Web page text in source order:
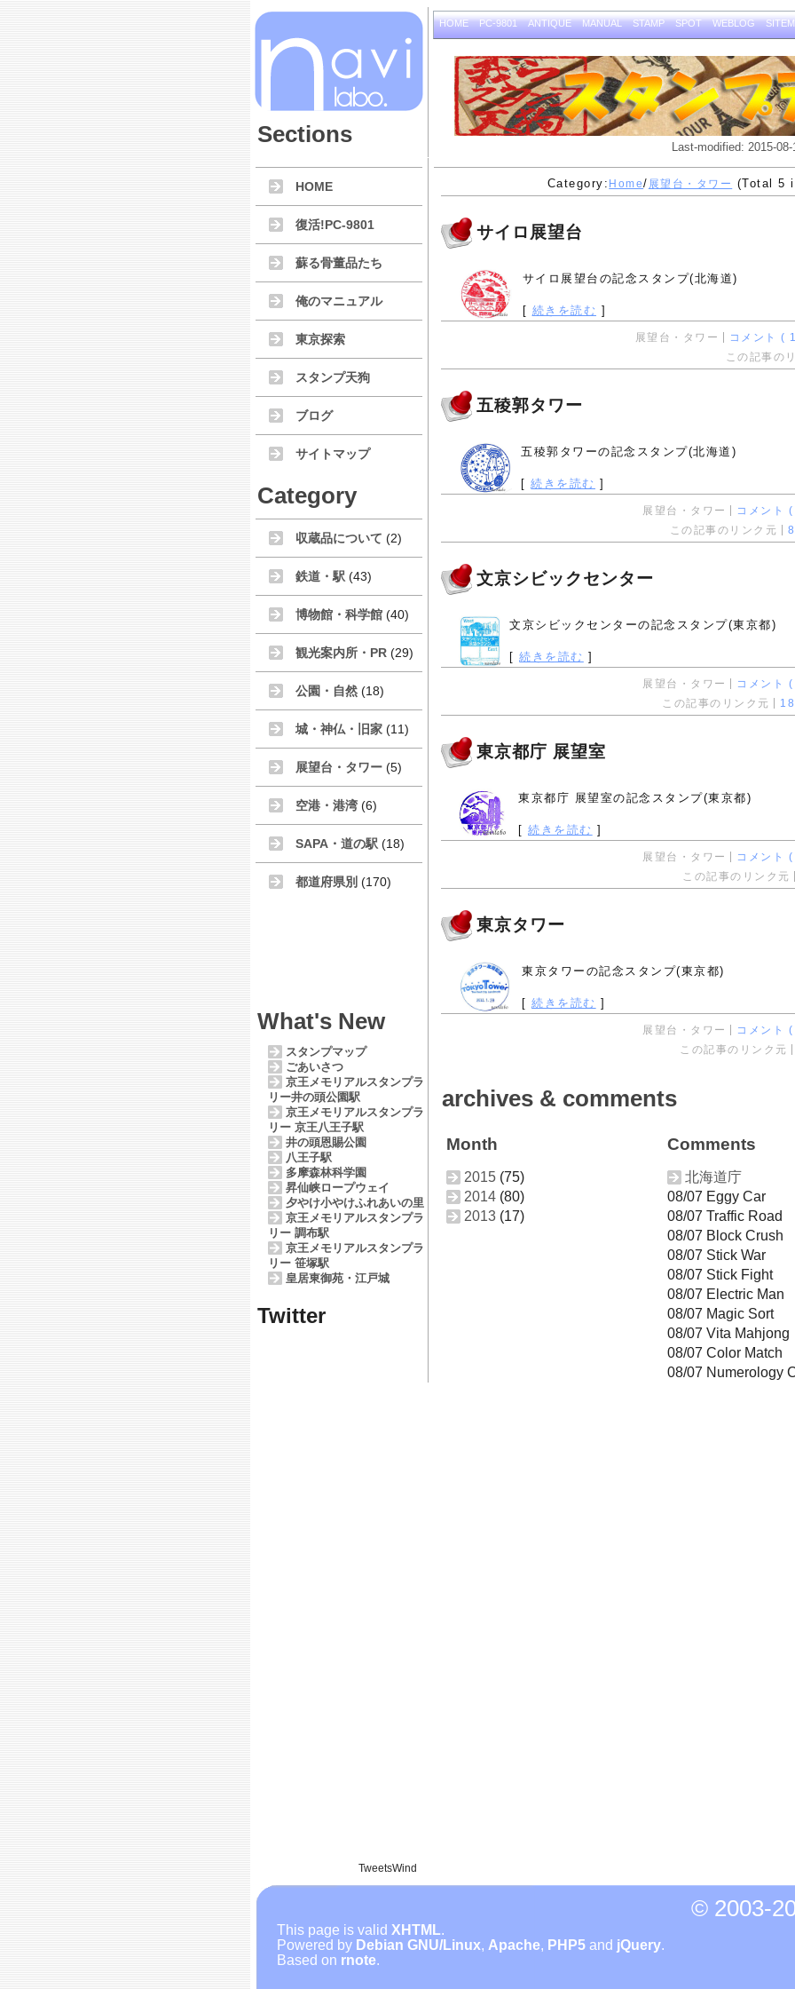
Sections
HOME PC-9801 ANTIQUE MANUAL STAMP SPOT WEBLOG
Last-modified: 2015-
HOME
復活!PC-9801
蘇る骨董品たち
俺のマニュアル
東京探索
スタンプ天狗
ブログ
サイトマップ
Category
収蔵品について (2)
鉄道・駅 (43)
博物館・科学館 (40)
観光案内所・PR (29)
公園・自然 (18)
城・神仏・旧家 (11)
展望台・タワー (5)
空港・港湾 (6)
SAPA・道の駅 (18)
都道府県別 (170)
What's New
スタンプマップ
ごあいさつ
京王メモリアルスタンプラ
リー井の頭公園駅
京王メモリアルスタンプラ
リー 京王八王子駅
井の頭恩賜公園
八王子駅
多摩森林科学園
昇仙峡ロープウェイ
夕やけ小やけふれあいの里
京王メモリアルスタンプラ
リー 調布駅
京王メモリアルスタンプラ
リー 笹塚駅
皇居東御苑・江戸城
Twitter
TweetsWind
Category: Home/ 展望台・タワー (Total 5
サイロ展望台
サイロ展望台の記念スタンプ(北海道)
[ 続きを読む ]
展望台・タワー コメント (
この記事の
五稜郭タワー
五稜郭タワーの記念スタンプ(北海道)
[続きを読む ]
展望台・タワー コメント
この記事のリンク元
8
文京シビックセンター
文京シビックセンターの記念スタンプ(東京都)
[続きを読む ]
展望台・タワー コメント
この記事のリンク元
18
東京都庁 展望室
東京都庁 展望室の記念スタンプ(東京都)
[続きを読む ]
展望台・タワー コメント
この記事のリンク元
東京タワー
東京タワーの記念スタンプ(東京都)
[続きを読む ]
展望台・タワー コメント
この記事のリンク元
archives & comments
Month
2015 (75)
2014 (80)
2013 (17)
Comments
北海道庁
08/07 Eggy Car
08/07 Traffic Road
08/07 Block Crush
08/07 Stick War
08/07 Stick Fight
08/07 Electric Man
08/07 Magic Sort
08/07 Vita Mahjong
08/07 Color Match
08/07 Numerology
© 2003-
This page is valid XHTML.
Powered by Debian GNU/Linux, Apache, PHP5 and jQuery.
Based on rnote.